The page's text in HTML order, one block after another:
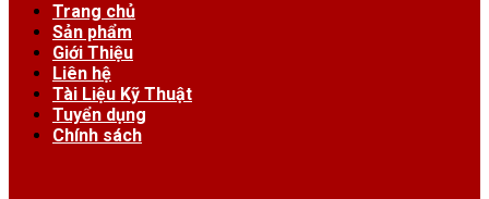
Trang chủ
Sản phẩm
Giới Thiệu
Liên hệ
Tài Liệu Kỹ Thuật
Tuyển dụng
Chính sách